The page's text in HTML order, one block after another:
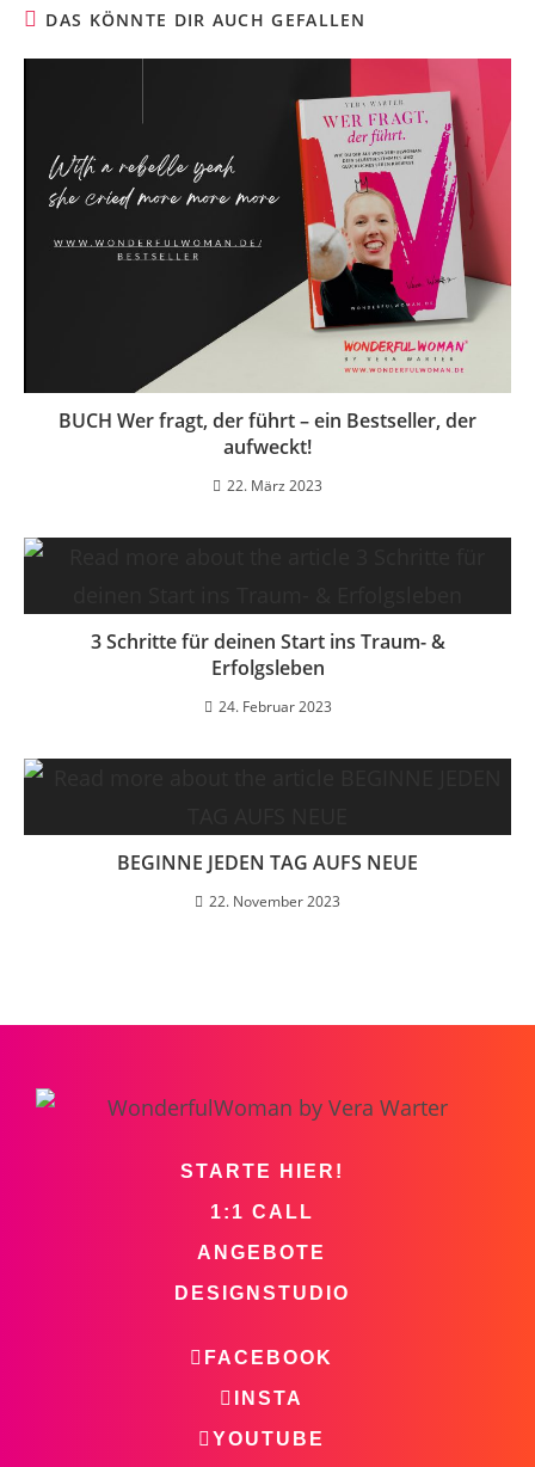
DAS KÖNNTE DIR AUCH GEFALLEN
BUCH Wer fragt, der führt – ein Bestseller, der
aufweckt!
22. März 2023
3 Schritte für deinen Start ins Traum- &
Erfolgsleben
24. Februar 2023
BEGINNE JEDEN TAG AUFS NEUE
22. November 2023
STARTE HIER!
1:1 CALL
ANGEBOTE
DESIGNSTUDIO
FACEBOOK
INSTA
YOUTUBE